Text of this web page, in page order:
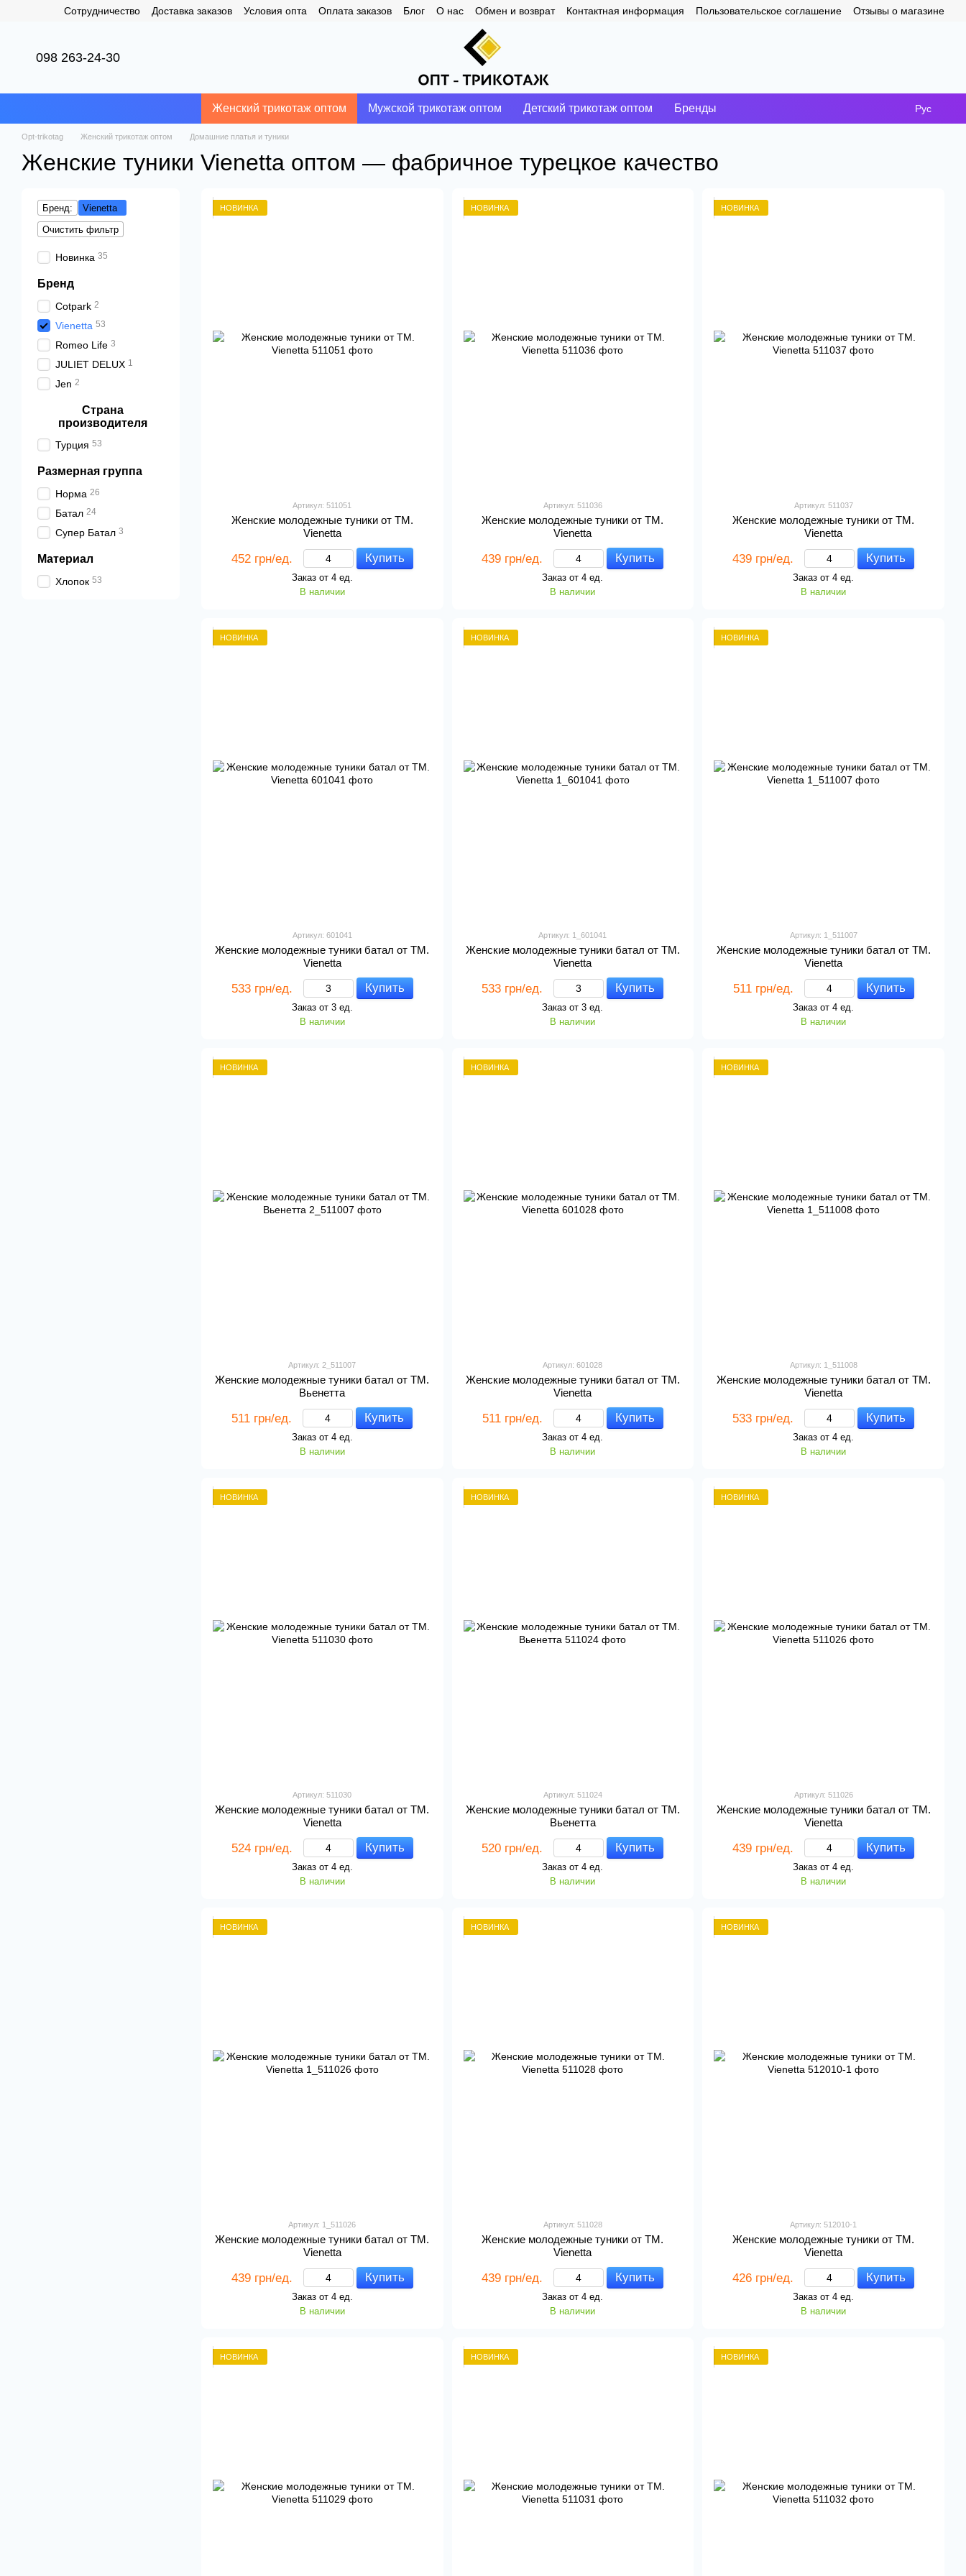
Перейти к основному контенту
Сотрудничество Доставка заказов Условия опта Оплата заказов Блог О нас Обмен и возврат Контактная информация Пользовательское соглашение Отзывы о магазине
098 263-24-30
Женский трикотаж оптом Мужской трикотаж оптом Детский трикотаж оптом Бренды Рус
Opt-trikotag Женский трикотаж оптом Домашние платья и туники
Женские туники Vienetta оптом — фабричное турецкое качество
НОВИНКА
Артикул: 511051
Женские молодежные туники от ТМ.
Vienetta
452 грн/ед. Купить
Заказ от 4 ед.
В наличии
НОВИНКА
Артикул: 511036
Женские молодежные туники от ТМ.
Vienetta
439 грн/ед. Купить
Заказ от 4 ед.
В наличии
НОВИНКА
Артикул: 511037
Женские молодежные туники от ТМ.
Vienetta
439 грн/ед. Купить
Заказ от 4 ед.
В наличии
НОВИНКА
Артикул: 601041
Женские молодежные туники батал от ТМ.
Vienetta
533 грн/ед. Купить
Заказ от 3 ед.
В наличии
НОВИНКА
Артикул: 1_601041
Женские молодежные туники батал от ТМ.
Vienetta
533 грн/ед. Купить
Заказ от 3 ед.
В наличии
НОВИНКА
Артикул: 1_511007
Женские молодежные туники батал от ТМ.
Vienetta
511 грн/ед. Купить
Заказ от 4 ед.
В наличии
НОВИНКА
Артикул: 2_511007
Женские молодежные туники батал от ТМ.
Вьенетта
511 грн/ед. Купить
Заказ от 4 ед.
В наличии
НОВИНКА
Артикул: 601028
Женские молодежные туники батал от ТМ.
Vienetta
511 грн/ед. Купить
Заказ от 4 ед.
В наличии
НОВИНКА
Артикул: 1_511008
Женские молодежные туники батал от ТМ.
Vienetta
533 грн/ед. Купить
Заказ от 4 ед.
В наличии
НОВИНКА
Артикул: 511030
Женские молодежные туники батал от ТМ.
Vienetta
524 грн/ед. Купить
Заказ от 4 ед.
В наличии
НОВИНКА
Артикул: 511024
Женские молодежные туники батал от ТМ.
Вьенетта
520 грн/ед. Купить
Заказ от 4 ед.
В наличии
НОВИНКА
Артикул: 511026
Женские молодежные туники батал от ТМ.
Vienetta
439 грн/ед. Купить
Заказ от 4 ед.
В наличии
НОВИНКА
Артикул: 1_511026
Женские молодежные туники батал от ТМ.
Vienetta
439 грн/ед. Купить
Заказ от 4 ед.
В наличии
НОВИНКА
Артикул: 511028
Женские молодежные туники от ТМ.
Vienetta
439 грн/ед. Купить
Заказ от 4 ед.
В наличии
НОВИНКА
Артикул: 512010-1
Женские молодежные туники от ТМ.
Vienetta
426 грн/ед. Купить
Заказ от 4 ед.
В наличии
НОВИНКА НОВИНКА НОВИНКА
Бренд:
Vienetta
Очистить фильтр
Новинка 35
Бренд
Cotpark 2
Vienetta 53
Romeo Life 3
JULIET DELUX 1
Jen 2
Страна
производителя
Турция 53
Размерная группа
Норма 26
Батал 24
Супер Батал 3
Материал
Хлопок 53